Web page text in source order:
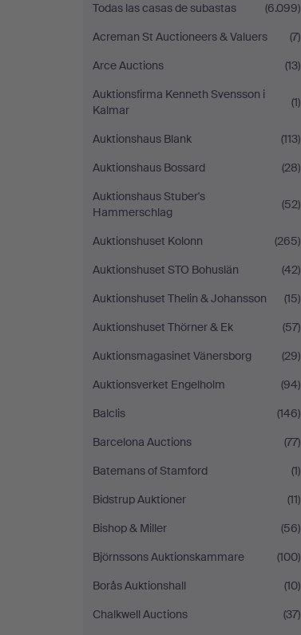
Todas las casas de subastas
(6.099)
Acreman St Auctioneers & Valuers
(7)
Arce Auctions
(13)
Auktionsfirma Kenneth Svensson i
Kalmar
(1)
Auktionshaus Blank
(113)
Auktionshaus Bossard
(28)
Auktionshaus Stuber's
Hammerschlag
(52)
Auktionshuset Kolonn
(265)
Auktionshuset STO Bohuslän
(42)
Auktionshuset Thelin & Johansson
(15)
Auktionshuset Thörner & Ek
(57)
Auktionsmagasinet Vänersborg
(29)
Auktionsverket Engelholm
(94)
Balclis
(146)
Barcelona Auctions
(77)
Batemans of Stamford
(1)
Bidstrup Auktioner
(11)
Bishop & Miller
(56)
Björnssons Auktionskammare
(100)
Borås Auktionshall
(10)
Chalkwell Auctions
(37)